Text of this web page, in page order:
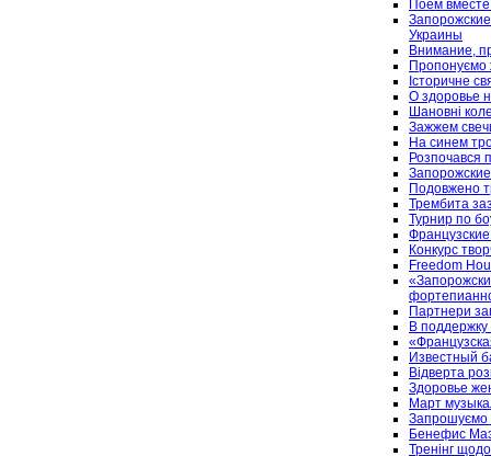
Поем
Украины
Внимание,
Пропонуємо
Історичне
О здоровье
Шановні
Зажжем
На синем
Розпочався
Подовжено
Трембита
Турнир по
Конкурс
Freedom
Партнери
В
Известный
Відверта
Здоровье
Март
Запрошуємо
Бенефис
Тренінг